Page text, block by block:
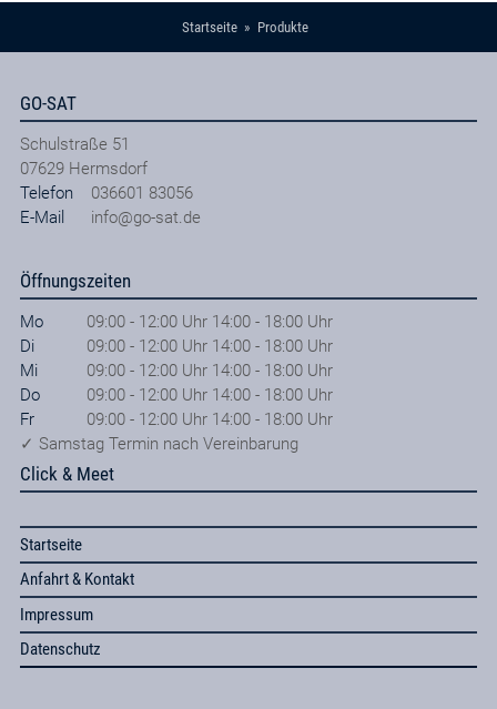
Startseite Produkte
GO-SAT
Schulstraße 51
07629 Hermsdorf
Telefon
036601 83056
E-Mail
info@go-sat.de
Öffnungszeiten
Mo
09:00 - 12:00 Uhr 14:00 - 18:00 Uhr
Di
09:00 - 12:00 Uhr 14:00 - 18:00 Uhr
Mi
09:00 - 12:00 Uhr 14:00 - 18:00 Uhr
Do
09:00 - 12:00 Uhr 14:00 - 18:00 Uhr
Fr
09:00 - 12:00 Uhr 14:00 - 18:00 Uhr
✓ Samstag Termin nach Vereinbarung
Click & Meet
Startseite
Anfahrt & Kontakt
Impressum
Datenschutz